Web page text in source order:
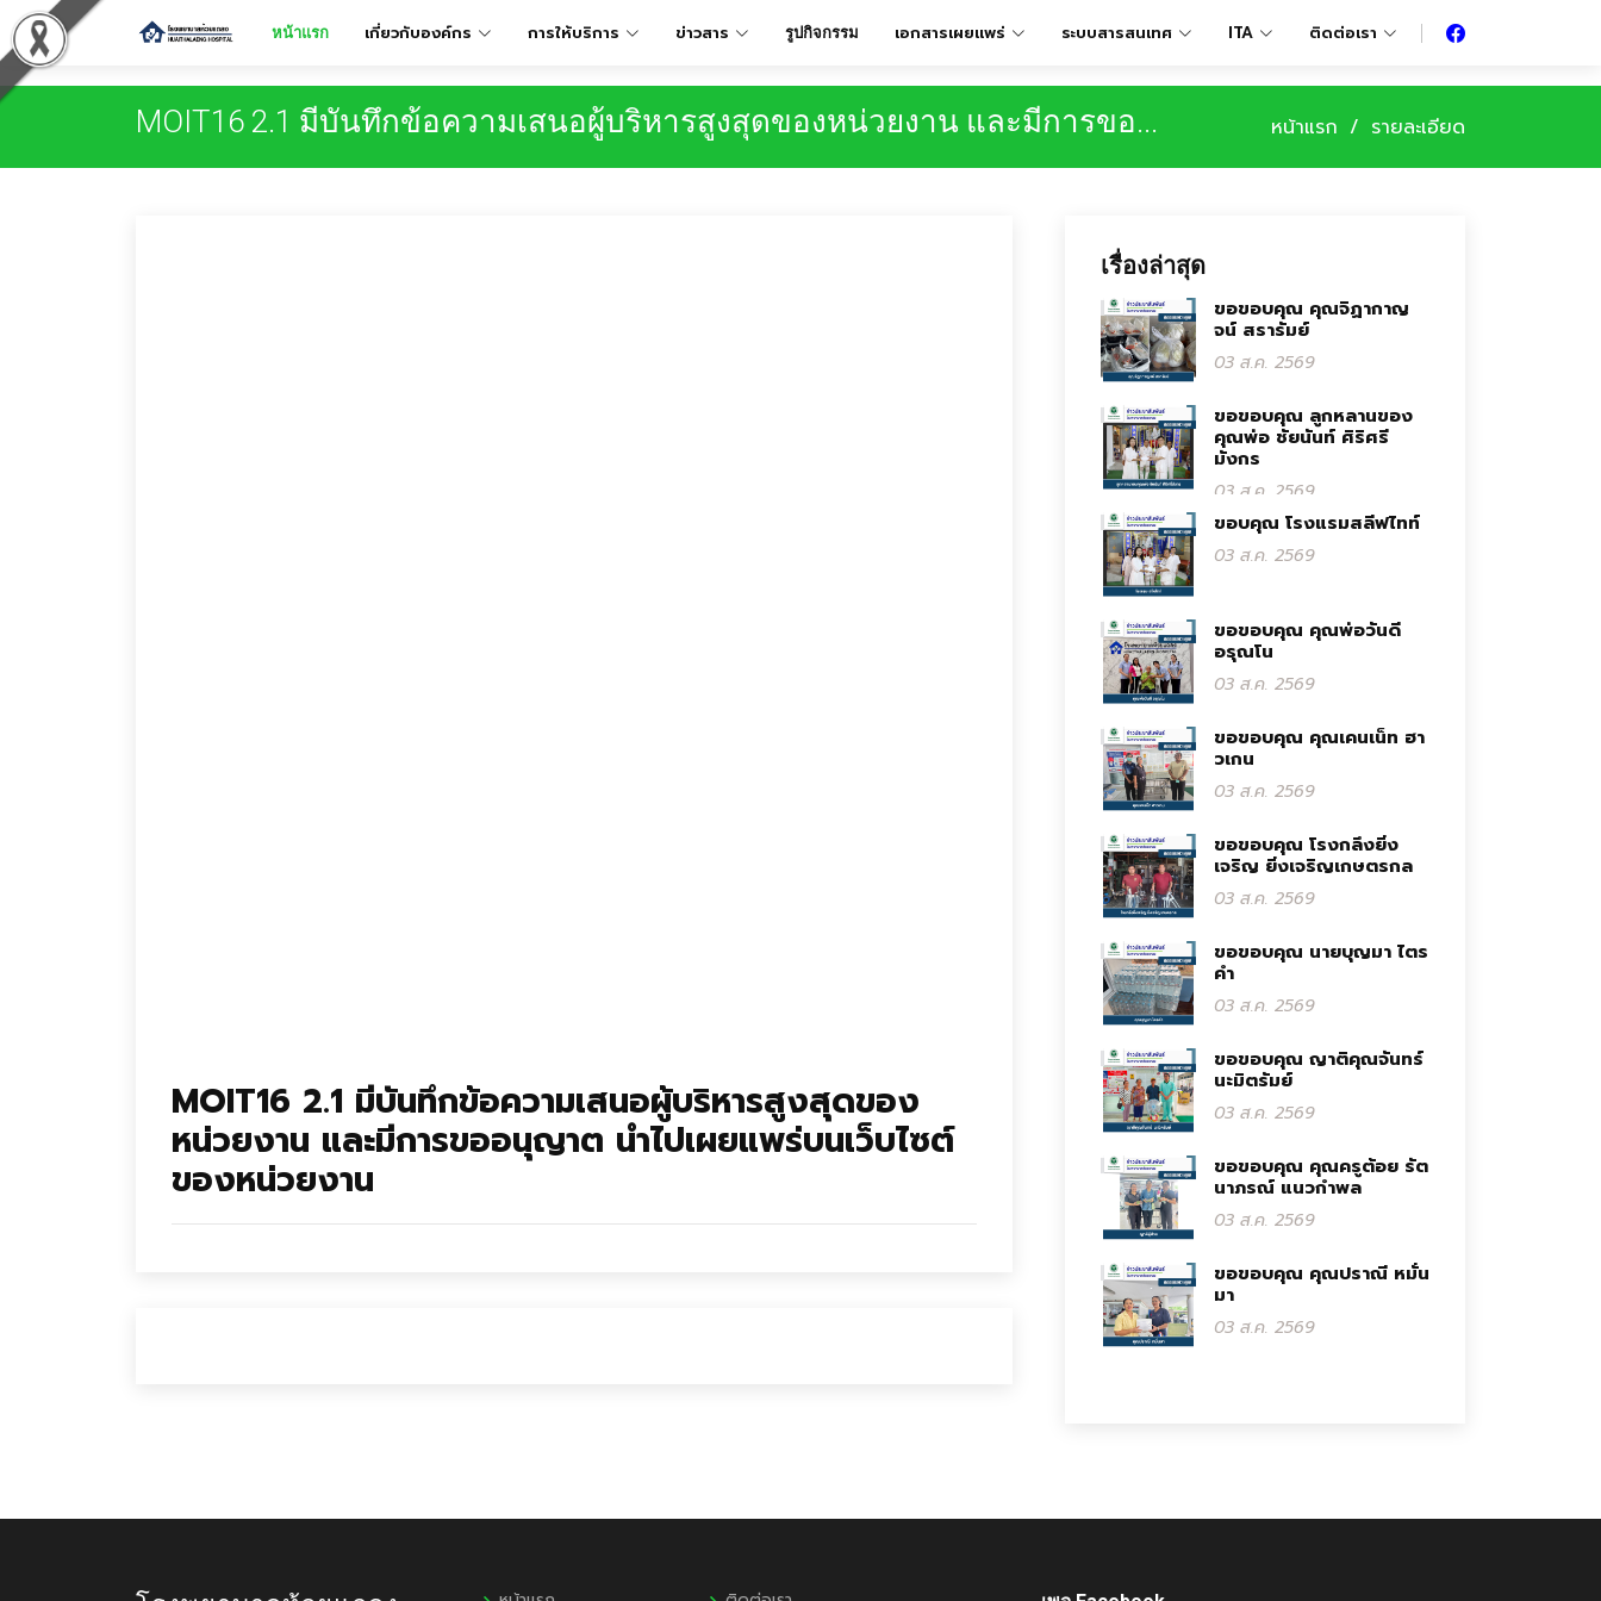
หน้าแรก เกี่ยวกับองค์กร การให้บริการ ข่าวสาร รูปกิจกรรม เอกสารเผยเเพร่ ระบบสารสนเทศ ITA ติดต่อเรา
MOIT16 2.1 มีบันทึกข้อความเสนอผู้บริหารสูงสุดของหน่วยงาน และมีการขอ... หน้าแรก รายละเอียด
MOIT16 2.1 มีบันทึกข้อความเสนอผู้บริหารสูงสุดของ
หน่วยงาน และมีการขออนุญาต นำไปเผยแพร่บนเว็บไซต์
ของหน่วยงาน
เรื่องล่าสุด
ขอขอบคุณ คุณจิฏากาญ
จน์ สรารัมย์
03 ส.ค. 2569
ขอขอบคุณ ลูกหลานของ
คุณพ่อ ชัยนันท์ ศิริศรี
มังกร
03 ส.ค. 2569
ขอบคุณ โรงแรมสลีฟไทท์
03 ส.ค. 2569
ขอขอบคุณ คุณพ่อวันดี
อรุณโน
03 ส.ค. 2569
ขอขอบคุณ คุณเคนเน็ท ฮา
วเกน
03 ส.ค. 2569
ขอขอบคุณ โรงกลึงยิ่ง
เจริญ ยิ่งเจริญเกษตรกล
03 ส.ค. 2569
ขอขอบคุณ นายบุญมา ไตร
คำ
03 ส.ค. 2569
ขอขอบคุณ ญาติคุณจันทร์
นะมิตรัมย์
03 ส.ค. 2569
ขอขอบคุณ คุณครูต้อย รัต
นาภรณ์ แนวกำพล
03 ส.ค. 2569
ขอขอบคุณ คุณปราณี หมั่น
มา
03 ส.ค. 2569